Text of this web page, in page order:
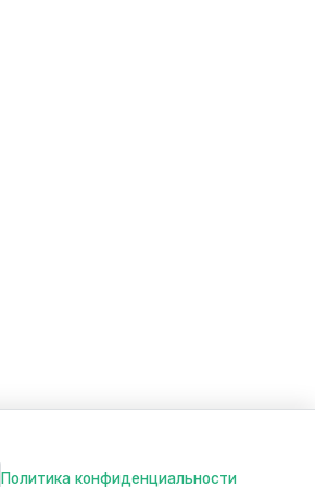
Политика конфиденциальности